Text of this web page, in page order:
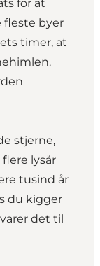
for at
fleste byer
timer, at
stjerne,
lysår
tusind år
du kigger
det til